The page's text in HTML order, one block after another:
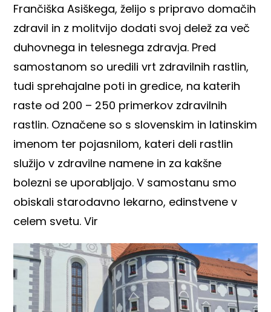
Frančiška Asiškega, želijo s pripravo domačih
zdravil in z molitvijo dodati svoj delež za več
duhovnega in telesnega zdravja. Pred
samostanom so uredili vrt zdravilnih rastlin,
tudi sprehajalne poti in gredice, na katerih
raste od 200 – 250 primerkov zdravilnih
rastlin. Označene so s slovenskim in latinskim
imenom ter pojasnilom, kateri deli rastlin
služijo v zdravilne namene in za kakšne
bolezni se uporabljajo. V samostanu smo
obiskali starodavno lekarno, edinstvene v
celem svetu.Vir